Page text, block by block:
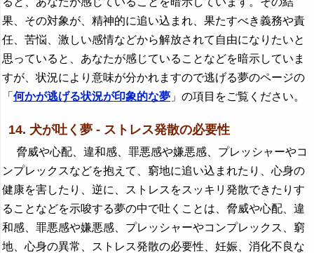
果、その対象が、精神的に追い込まれ、果たすべき義務や責
任、苦悩、激しい感情などから解放されて自由になりたいと
思っていると、あなたが感じていることなどを暗示していま
すが、状況により意味が分かれますので逃げる夢のページの
「 何かが逃げる状況が印象的な夢 」の項目をご覧ください。
14. 犬が吐く夢 - ストレス発散の必要性
脅威や心配、違和感、罪悪感や嫌悪感、プレッシャーやコ
ンプレックスなどを抱えて、窮地に追い込まれたり、心身の
健康を害したり、逆に、ストレスをスッキリ発散できたりす
ることなどを示唆する夢の中で吐くことは、脅威や心配、違
和感、罪悪感や嫌悪感、プレッシャーやコンプレックス、窮
地、心身の異常、ストレス発散の必要性、妊娠、消化不良な